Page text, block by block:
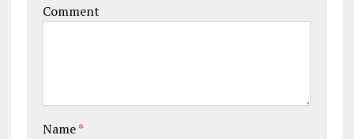
Comment
Name*